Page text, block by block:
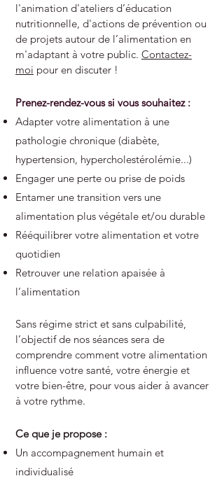
l'animation d'ateliers d’éducation
nutritionnelle, d'actions de prévention ou
de projets autour de l’alimentation en
m'adaptant à votre public. Contactez-
moi pour en discuter !
Prenez-rendez-vous si vous souhaitez :
Adapter votre alimentation à une
pathologie chronique (diabète,
hypertension, hypercholestérolémie...)
Engager une perte ou prise de poids
Entamer une transition vers une
alimentation plus végétale et/ou durable
Rééquilibrer votre alimentation et votre
quotidien
Retrouver une relation apaisée à
l’alimentation
Sans régime strict et sans culpabilité,
l’objectif de nos séances sera de
comprendre comment votre alimentation
influence votre santé, votre énergie et
votre bien-être, pour vous aider à avancer
à votre rythme.​
Ce que je propose :
Un accompagnement humain et
individualisé